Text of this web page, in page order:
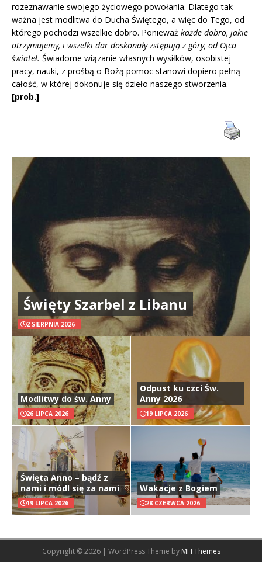
rozeznawanie swojego życiowego powołania. Dlatego tak
ważna jest modlitwa do Ducha Świętego, a więc do Tego, od
którego pochodzi wszelkie dobro. Ponieważ każde dobro, jakie
otrzymujemy, i wszelki dar doskonały zstępują z góry, od Ojca
świateł. Świadome wiązanie własnych wysiłków, osobistej
pracy, nauki, z prośbą o Bożą pomoc stanowi dopiero pełną
całość, w której dokonuje się dzieło naszego stworzenia.
[prob.]
Święty Szarbel z Libanu
2 SIERPNIA 2026
Modlitwy do św. Anny
26 LIPCA 2026
Odpust ku czci Św.
Anny 2026
19 LIPCA 2026
Święta Anno – bądź z
nami i módl się za nami
19 LIPCA 2026
Wakacje z Bogiem
28 CZERWCA 2026
Copyright © 2026 | WordPress Theme by MH Themes